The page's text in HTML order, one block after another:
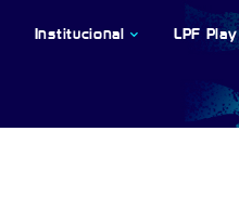
Institucional LPF Play